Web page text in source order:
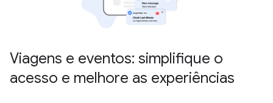
Viagens e eventos: simplifique o
acesso e melhore as experiências